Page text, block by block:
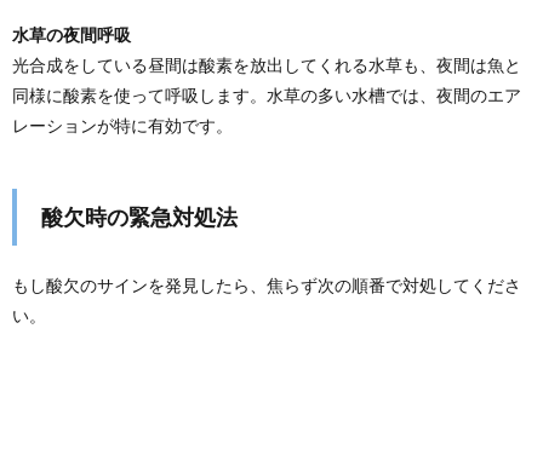
水草の夜間呼吸
光合成をしている昼間は酸素を放出してくれる水草も、夜間は魚と
同様に酸素を使って呼吸します。水草の多い水槽では、夜間のエア
レーションが特に有効です。
酸欠時の緊急対処法
もし酸欠のサインを発見したら、焦らず次の順番で対処してくださ
い。